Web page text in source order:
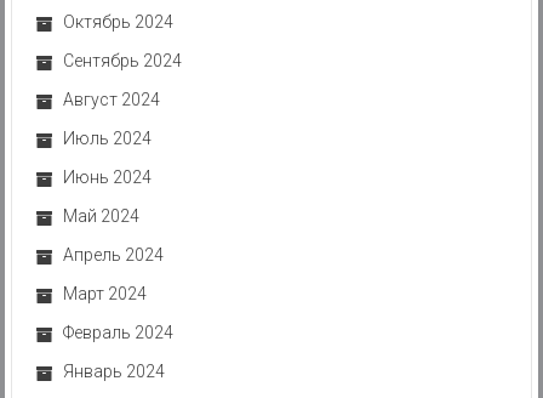
Октябрь 2024
Сентябрь 2024
Август 2024
Июль 2024
Июнь 2024
Май 2024
Апрель 2024
Март 2024
Февраль 2024
Январь 2024